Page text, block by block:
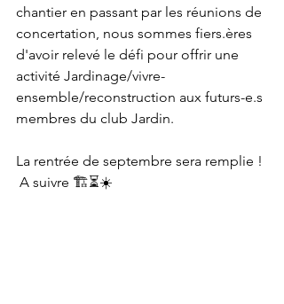
chantier en passant par les réunions de
concertation, nous sommes fiers.ères
d'avoir relevé le défi pour offrir une
activité Jardinage/vivre-
ensemble/reconstruction aux futurs-e.s
membres du club Jardin.
La rentrée de septembre sera remplie !
A suivre 🏗⏳☀️